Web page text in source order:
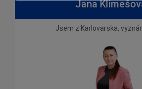
Jana
Jsem z Karlovarska,